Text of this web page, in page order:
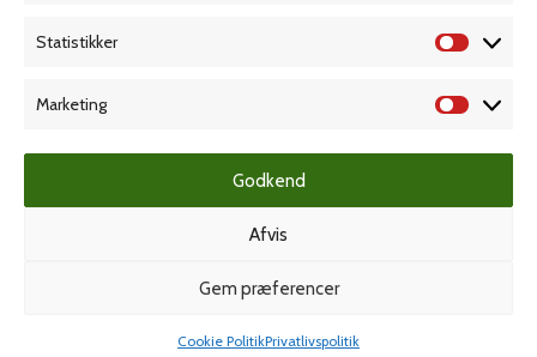
Statistikker
Marketing
Godkend
Afvis
Gem præferencer
Cookie PolitikPrivatlivspolitik
Adresser
Grafisk forlag
Dansk Kartotekfabrik